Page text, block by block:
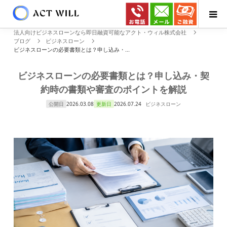
法人向けビジネスローンなら即日融資可能なアクト・ウィル株式会社
ブログ
ビジネスローン
ビジネスローンの必要書類とは？申し込み・...
ビジネスローンの必要書類とは？申し込み・契
約時の書類や審査のポイントを解説
公開日 2026.03.08 更新日 2026.07.24 ビジネスローン